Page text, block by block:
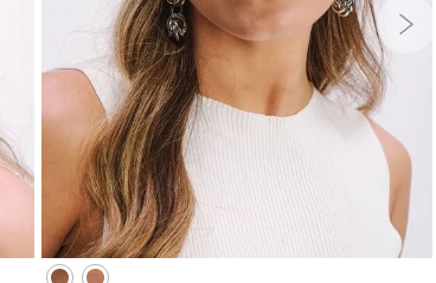
ADICIONAR À SACOLA